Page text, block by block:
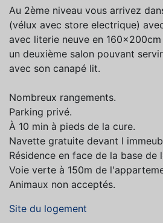
Au 2ème niveau vous arrivez
(vélux avec store electrique)
avec literie neuve en
un deuxième salon pouvant
avec son canapé lit.
Nombreux rangements.
Parking privé.
À 10 min à pieds de la cure.
Navette gratuite devant l
Résidence en face de la base de
Voie verte à 150m de
Animaux non acceptés.
Site du logement